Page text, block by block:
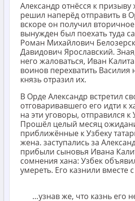
Александр отнёсся к
решил наперёд отправить в
вскоре он получил
вынужден был поехать туда
Роман Михайлович
Давидович Ярославский.
него жаловаться, Иван
воинов перехватить Василия
князь отразил их.
В Орде Александр встретил
отговаривавшего его идти к
на эти уговоры, отправился
Прошёл целый месяц
приближённые к Узбеку
жена. заступались за
прибыли сыновья Ивана
сомнения хана: Узбек
умереть. Его казнили вместе
…узнав же, что казнь его